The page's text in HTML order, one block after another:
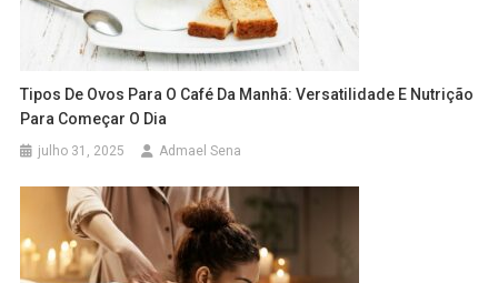
Tipos De Ovos Para O Café Da Manhã: Versatilidade E Nutrição
Para Começar O Dia
julho 31, 2025 Admael Sena